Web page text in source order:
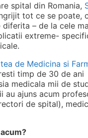
spital din Romania,
tot ce se poate,
– de la cele
extreme-
de Medicina si
timp de 30 de
medicala mii de
au ajuns acum
de spital),